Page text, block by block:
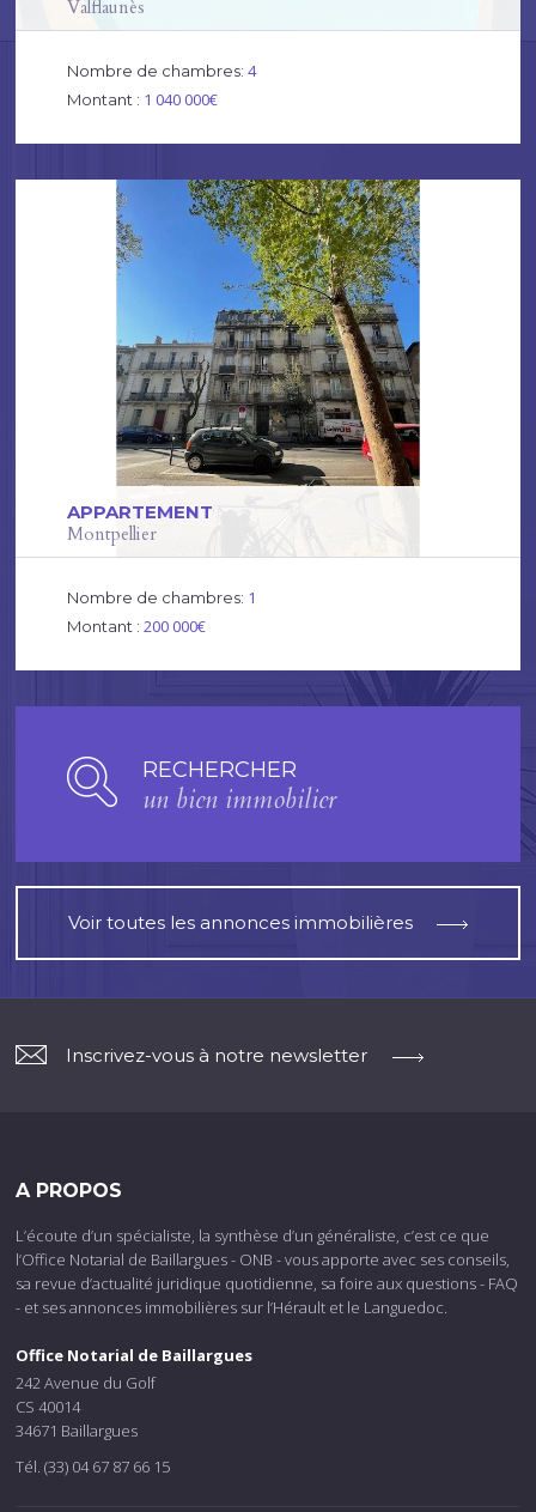
Valflaunès
Nombre de chambres: 4
Montant : 1 040 000€
APPARTEMENT
Montpellier
Nombre de chambres: 1
Montant : 200 000€
RECHERCHER
un bien immobilier
Voir toutes les annonces immobilières
Inscrivez-vous à notre newsletter
A PROPOS
L’écoute d’un spécialiste, la synthèse d’un généraliste, c’est ce que
l’Office Notarial de Baillargues - ONB - vous apporte avec ses conseils,
sa revue d’actualité juridique quotidienne, sa foire aux questions - FAQ
- et ses annonces immobilières sur l’Hérault et le Languedoc.
Office Notarial de Baillargues
242 Avenue du Golf
CS 40014
34671 Baillargues
Tél. (33) 04 67 87 66 15